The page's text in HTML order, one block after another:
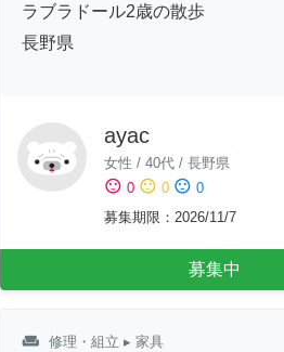
ラブラドール2歳の散歩
長野県
ayac
女性 / 40代 / 長野県
sentiment_satisfied 0 sentiment_neutral 0 sentiment_dissatisfied 0
募集期限 ： 2026/11/7
募集中
weekend 修理・組立 ▸ 家具